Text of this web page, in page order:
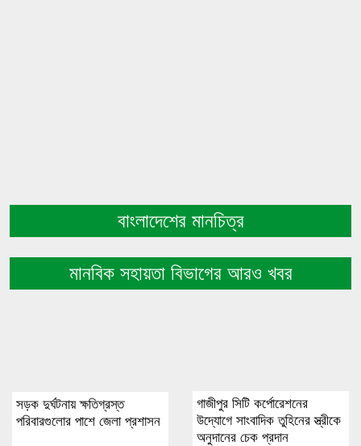
বাংলাদেশের মানচিত্র
মানবিক সহায়তা বিভাগের আরও খবর
সড়ক দুর্ঘটনায় ক্ষতিগ্রস্ত
পরিবারগুলোর পাশে জেলা প্রশাসন
গাজীপুর সিটি কর্পোরেশনের
উদ্যোগে সাংবাদিক তুহিনের স্ত্রীকে
অনুদানের চেক প্রদান